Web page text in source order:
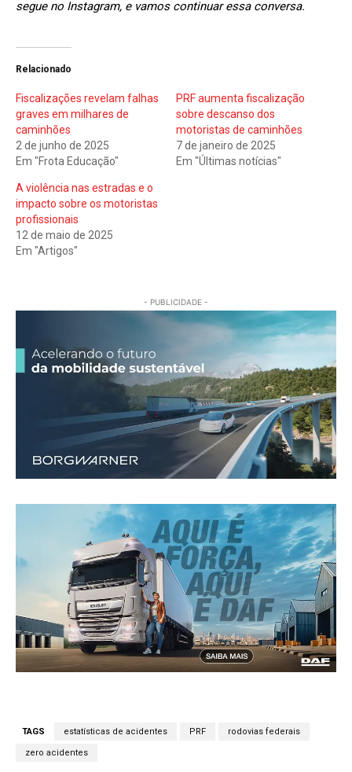
segue no Instagram, e vamos continuar essa conversa.
Relacionado
Fiscalizações revelam falhas
graves em milhares de
caminhões
2 de junho de 2025
Em "Frota Educação"
PRF aumenta fiscalização
sobre descanso dos
motoristas de caminhões
7 de janeiro de 2025
Em "Últimas notícias"
A violência nas estradas e o
impacto sobre os motoristas
profissionais
12 de maio de 2025
Em "Artigos"
- PUBLICIDADE -
TAGS estatísticas de acidentes PRF rodovias federais
zero acidentes